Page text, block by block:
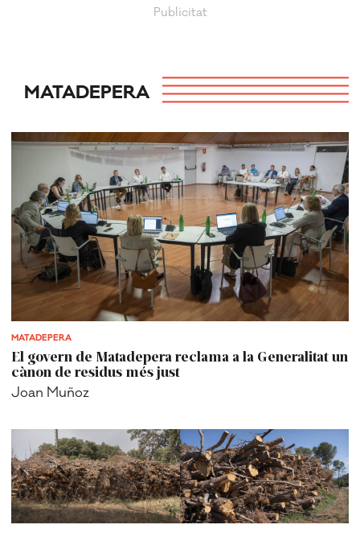
MATADEPERA
MATADEPERA
El govern de Matadepera reclama a la Generalitat un
cànon de residus més just
Joan Muñoz